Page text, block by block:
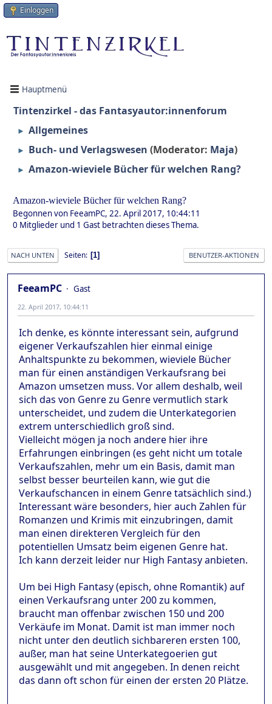
Einloggen
Hauptmenü
Tintenzirkel - das Fantasyautor:innenforum
► Allgemeines
► Buch- und Verlagswesen (Moderator: Maja)
► Amazon-wieviele Bücher für welchen Rang?
Amazon-wieviele Bücher für welchen Rang?
Begonnen von FeeamPC, 22. April 2017, 10:44:11
0 Mitglieder und 1 Gast betrachten dieses Thema.
NACH UNTEN Seiten 1 BENUTZER-AKTIONEN
FeeamPC Gast
22. April 2017, 10:44:11
Ich denke, es könnte interessant sein, aufgrund
eigener Verkaufszahlen hier einmal einige
Anhaltspunkte zu bekommen, wieviele Bücher
man für einen anständigen Verkaufsrang bei
Amazon umsetzen muss. Vor allem deshalb, weil
sich das von Genre zu Genre vermutlich stark
unterscheidet, und zudem die Unterkategorien
extrem unterschiedlich groß sind.
Vielleicht mögen ja noch andere hier ihre
Erfahrungen einbringen (es geht nicht um totale
Verkaufszahlen, mehr um ein Basis, damit man
selbst besser beurteilen kann, wie gut die
Verkaufschancen in einem Genre tatsächlich sind.)
Interessant wäre besonders, hier auch Zahlen für
Romanzen und Krimis mit einzubringen, damit
man einen direkteren Vergleich für den
potentiellen Umsatz beim eigenen Genre hat.
Ich kann derzeit leider nur High Fantasy anbieten.
Um bei High Fantasy (episch, ohne Romantik) auf
einen Verkaufsrang unter 200 zu kommen,
braucht man offenbar zwischen 150 und 200
Verkäufe im Monat. Damit ist man immer noch
nicht unter den deutlich sichbareren ersten 100,
außer, man hat seine Unterkategoerien gut
ausgewählt und mit angegeben. In denen reicht
das dann oft schon für einen der ersten 20 Plätze.